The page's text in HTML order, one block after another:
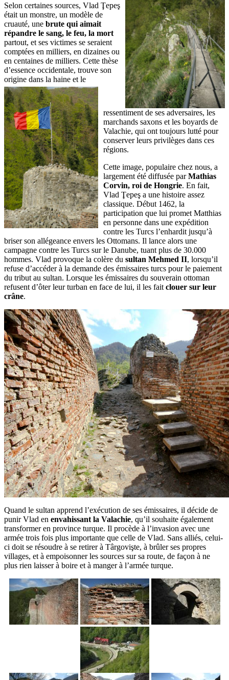
Selon certaines sources, Vlad Ţepeş
était un monstre, un modèle de
cruauté, une brute qui aimait
répandre le sang, le feu, la mort
partout, et ses victimes se seraient
comptées en milliers, en dizaines ou
en centaines de milliers. Cette thèse
d’essence occidentale, trouve son
origine dans la haine et le
ressentiment de ses adversaires, les
marchands saxons et les boyards de
Valachie, qui ont toujours lutté pour
conserver leurs privilèges dans ces
régions.
Cette image, populaire chez nous, a
largement été diffusée parMathias
Corvin, roi de Hongrie. En fait,
Vlad Ţepeş a une histoire assez
classique. Début 1462, la
participation que lui promet Matthias
en personne dans une expédition
contre les Turcs l’enhardit jusqu’à
briser son allégeance envers les Ottomans. Il lance alors une
campagne contre les Turcs sur le Danube, tuant plus de 30.000
hommes. Vlad provoque la colère du sultan Mehmed II, lorsqu’il
refuse d’accéder à la demande des émissaires turcs pour le paiement
du tribut au sultan. Lorsque les émissaires du souverain ottoman
refusent d’ôter leur turban en face de lui, il les fait clouer sur leur
crâne.
Quand le sultan apprend l’exécution de ses émissaires, il décide de
punir Vlad en envahissant la Valachie, qu’il souhaite également
transformer en province turque. Il procède à l’invasion avec une
armée trois fois plus importante que celle de Vlad. Sans alliés, celui-
ci doit se résoudre à se retirer à Târgovişte, à brûler ses propres
villages, et à empoisonner les sources sur sa route, de façon à ne
plus rien laisser à boire et à manger à l’armée turque.